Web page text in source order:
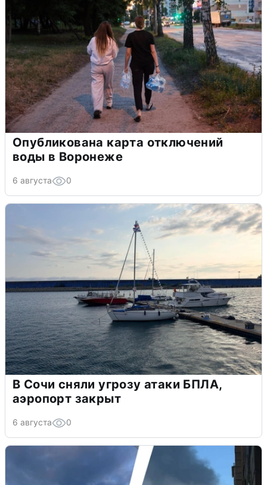
Опубликована карта отключений
воды в Воронеже
6 августа 0
В Сочи сняли угрозу атаки БПЛА,
аэропорт закрыт
6 августа 0